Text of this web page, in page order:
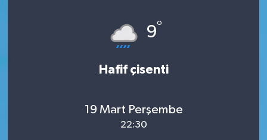
9°
Hafif çisenti
19 Mart Perşembe
22:30